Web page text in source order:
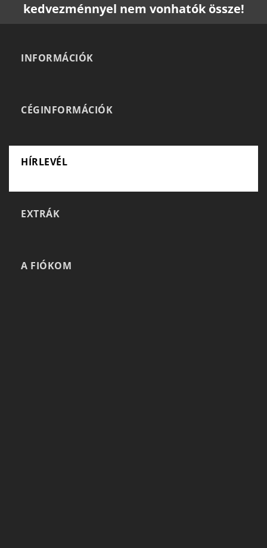
kedvezménnyel nem vonhatók össze!
INFORMÁCIÓK
CÉGINFORMÁCIÓK
HÍRLEVÉL
EXTRÁK
A FIÓKOM